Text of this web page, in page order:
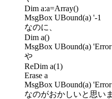
Dim a:a=Array()
MsgBox UBound(a) '-1
なのに、
Dim a()
MsgBox UBound(a) 'Error
や
ReDim a(1)
Erase a
MsgBox UBound(a) 'Error
なのがおかしいと思い